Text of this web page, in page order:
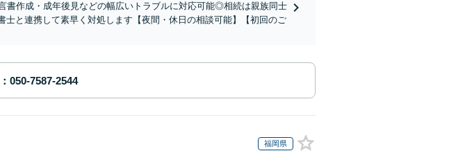
書作成・成年後見などの幅広いトラブルに対応可能◎相続は親族同士
と連携して素早く対処します【夜間・休日の相談可能】【初回のご
福岡県